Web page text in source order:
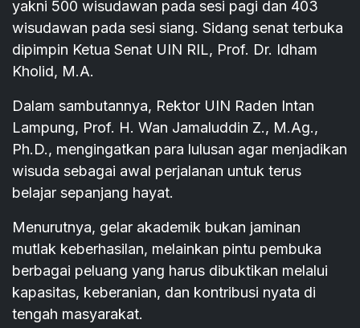
yakni 500 wisudawan pada sesi pagi dan 403
wisudawan pada sesi siang. Sidang senat terbuka
dipimpin Ketua Senat UIN RIL, Prof. Dr. Idham
Kholid, M.A.
Dalam sambutannya, Rektor UIN Raden Intan
Lampung, Prof. H. Wan Jamaluddin Z., M.Ag.,
Ph.D., mengingatkan para lulusan agar menjadikan
wisuda sebagai awal perjalanan untuk terus
belajar sepanjang hayat.
Menurutnya, gelar akademik bukan jaminan
mutlak keberhasilan, melainkan pintu pembuka
berbagai peluang yang harus dibuktikan melalui
kapasitas, keberanian, dan kontribusi nyata di
tengah masyarakat.